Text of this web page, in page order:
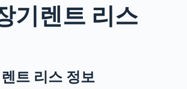
기렌트 리스
트 리스 정보